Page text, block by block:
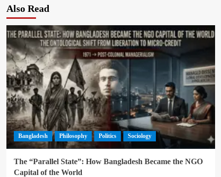
Also Read
Bangladesh Philosophy Politics Sociology
The “Parallel State”: How Bangladesh Became the NGO
Capital of the World